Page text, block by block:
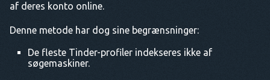
af deres konto online.
Denne metode har dog sine begrænsninger:
De fleste Tinder-profiler indekseres ikke af
søgemaskiner.